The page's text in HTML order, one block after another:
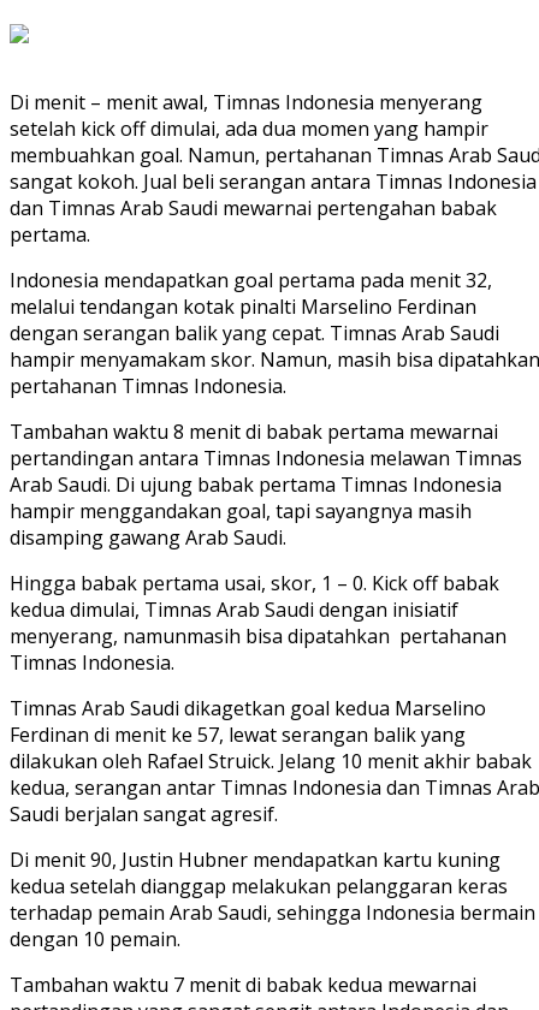
Di menit – menit awal, Timnas Indonesia menyerang
setelah kick off dimulai, ada dua momen yang hampir
membuahkan goal. Namun, pertahanan Timnas Arab
sangat kokoh. Jual beli serangan antara Timnas Indonesia
dan Timnas Arab Saudi mewarnai pertengahan babak
pertama.
Indonesia mendapatkan goal pertama pada menit 32,
melalui tendangan kotak pinalti Marselino Ferdinan
dengan serangan balik yang cepat. Timnas Arab Saudi
hampir menyamakam skor. Namun, masih bisa dipatahkan
pertahanan Timnas Indonesia.
Tambahan waktu 8 menit di babak pertama mewarnai
pertandingan antara Timnas Indonesia melawan Timnas
Arab Saudi. Di ujung babak pertama Timnas Indonesia
hampir menggandakan goal, tapi sayangnya masih
disamping gawang Arab Saudi.
Hingga babak pertama usai, skor, 1 – 0. Kick off babak
kedua dimulai, Timnas Arab Saudi dengan inisiatif
menyerang, namunmasih bisa dipatahkan pertahanan
Timnas Indonesia.
Timnas Arab Saudi dikagetkan goal kedua Marselino
Ferdinan di menit ke 57, lewat serangan balik yang
dilakukan oleh Rafael Struick. Jelang 10 menit akhir babak
kedua, serangan antar Timnas Indonesia dan Timnas Arab
Saudi berjalan sangat agresif.
Di menit 90, Justin Hubner mendapatkan kartu kuning
kedua setelah dianggap melakukan pelanggaran keras
terhadap pemain Arab Saudi, sehingga Indonesia bermain
dengan 10 pemain.
Tambahan waktu 7 menit di babak kedua mewarnai